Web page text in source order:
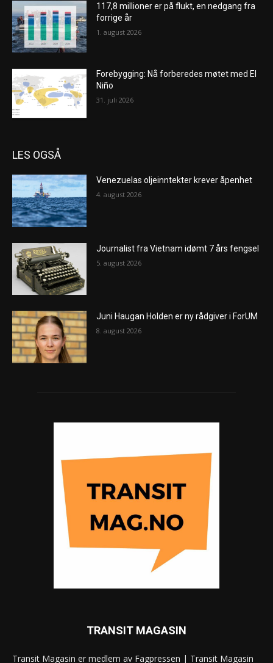
117,8 millioner er på flukt, en nedgang fra
forrige år
1. august 2026
Forebygging: Nå forberedes møtet med El
Niño
31. juli 2026
LES OGSÅ
Venezuelas oljeinntekter krever åpenhet
4. august 2026
Journalist fra Vietnam idømt 7 års fengsel
5. august 2026
Juni Haugan Holden er ny rådgiver i ForUM
8. august 2026
TRANSIT MAGASIN
Transit Magasin er medlem av Fagpressen | Transit Magasin